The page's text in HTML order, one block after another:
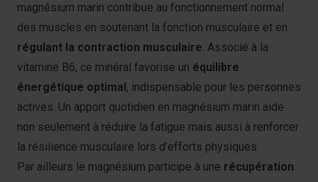
magnésium marin contribue au fonctionnement normal
des muscles en soutenant la fonction musculaire et en
régulant la contraction musculaire. Associé à la
vitamine B6, ce minéral favorise un équilibre
énergétique optimal, indispensable pour les personnes
actives. Un apport quotidien en magnésium marin aide
non seulement à réduire la fatigue mais aussi à renforcer
la résilience musculaire lors d’efforts physiques.
Par ailleurs le magnésium participe à une récupération